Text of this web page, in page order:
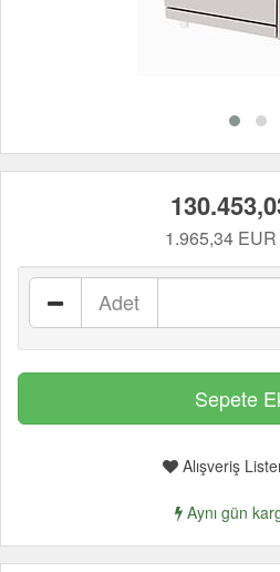
1.965,34
Adet
Alışveriş
Aynı gün